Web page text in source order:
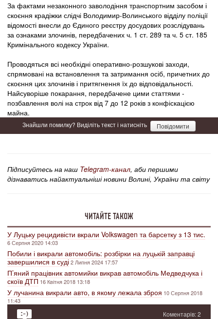
За фактами незаконного заволодіння транспортним засобом і
скоєння крадіжки слідчі Володимир-Волинського відділу поліції
відомості внесли до Єдиного реєстру досудових розслідувань
за ознаками злочинів, передбачених ч. 1 ст. 289 та ч. 5 ст. 185
Кримінального кодексу України.
Проводяться всі необхідні оперативно-розшукові заходи,
спрямовані на встановлення та затримання осіб, причетних до
скоєння цих злочинів і притягнення їх до відповідальності.
Найсуворіше покарання, передбачене цими статтями -
позбавлення волі на строк від 7 до 12 років з конфіскацією
майна.
Знайшли помилку? Виділіть текст і натисніть Повідомити
Підписуйтесь на наш Telegram-канал, аби першими
дізнаватись найактуальніші новини Волині, України та світу
ЧИТАЙТЕ ТАКОЖ
У Луцьку рецидивісти вкрали Volkswagen та барсетку з 13 тис.
6 Серпня 2020 14:03
Побили і викрали автомобіль: розбірки на луцькій заправці
завершилися в суді2 Липня 2024 17:57
П’яний працівник автомийки викрав автомобіль Медведчука і
скоїв ДТП 16 Квітня 2018 13:18
У лучанина викрали авто, в якому лежала зброя 10 Серпня 2018
11:43
Коментарів: 2